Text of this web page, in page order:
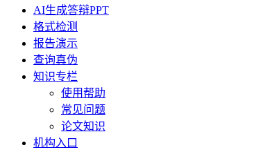
AI生成答辩PPT
格式检测
报告演示
查询真伪
知识专栏
使用帮助
常见问题
论文知识
机构入口